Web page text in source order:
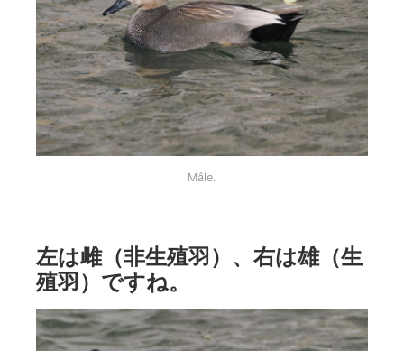
Mâle.
左は雌（非生殖羽）、右は雄（生
殖羽）ですね。